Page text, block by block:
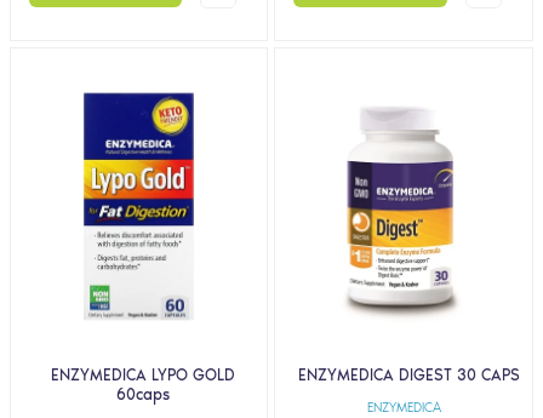
ENZYMEDICA LYPO GOLD
60caps
ENZYMEDICA
ENZYMEDICA DIGEST 30 CAPS